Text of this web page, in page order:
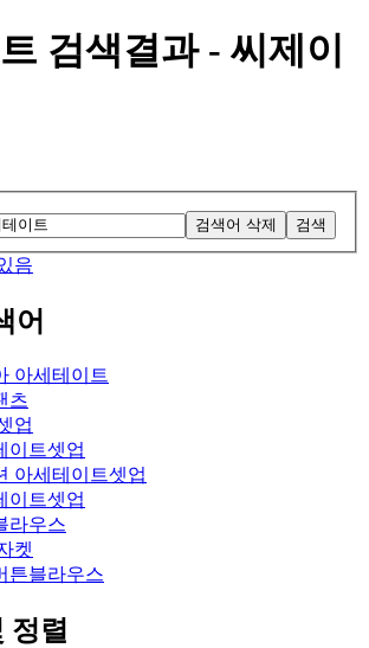
검색결과 - 씨제이
검색어 삭제 검색
음
어
아세테이트
츠
업
이트셋업
아세테이트셋업
이트셋업
라우스
켓
튼블라우스
정렬